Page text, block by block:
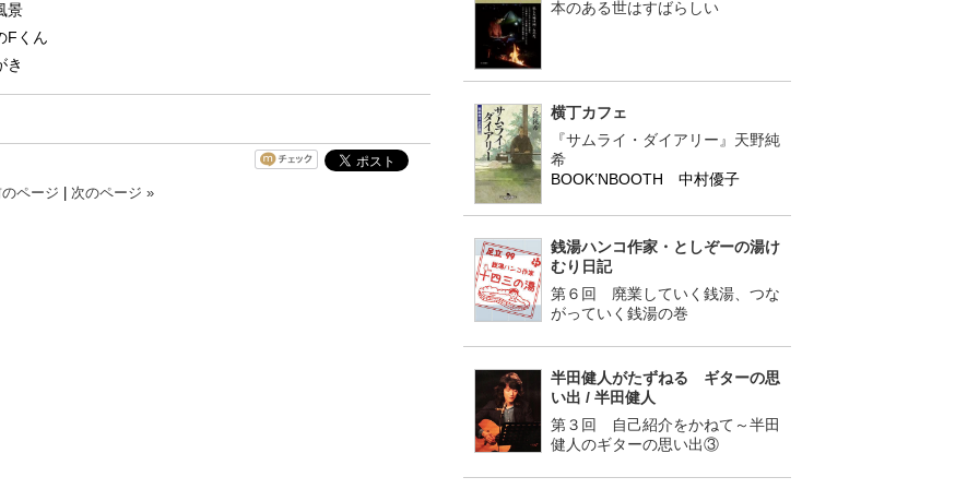
景
Fくん
き
ページ | 次のページ »
本のある世はすばらしい
横丁カフェ
『サムライ・ダイアリー』天野純
希
BOOK’NBOOTH 中村優子
銭湯ハンコ作家・としぞーの湯け
むり日記
第６回 廃業していく銭湯、つな
がっていく銭湯の巻
半田健人がたずねる ギターの思
い出 / 半田健人
第３回 自己紹介をかねて～半田
健人のギターの思い出③